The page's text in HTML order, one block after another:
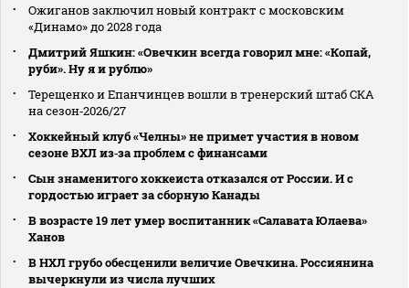
Ожиганов заключил новый контракт с московским
«Динамо» до 2028 года
Дмитрий Яшкин: «Овечкин всегда говорил мне: «Копай,
руби». Ну я и рублю»
Терещенко и Епанчинцев вошли в тренерский штаб СКА
на сезон‑2026/27
Хоккейный клуб «Челны» не примет участия в новом
сезоне ВХЛ из‑за проблем с финансами
Сын знаменитого хоккеиста отказался от России. И с
гордостью играет за сборную Канады
В возрасте 19 лет умер воспитанник «Салавата Юлаева»
Ханов
В НХЛ грубо обесценили величие Овечкина. Россиянина
вычеркнули из числа лучших